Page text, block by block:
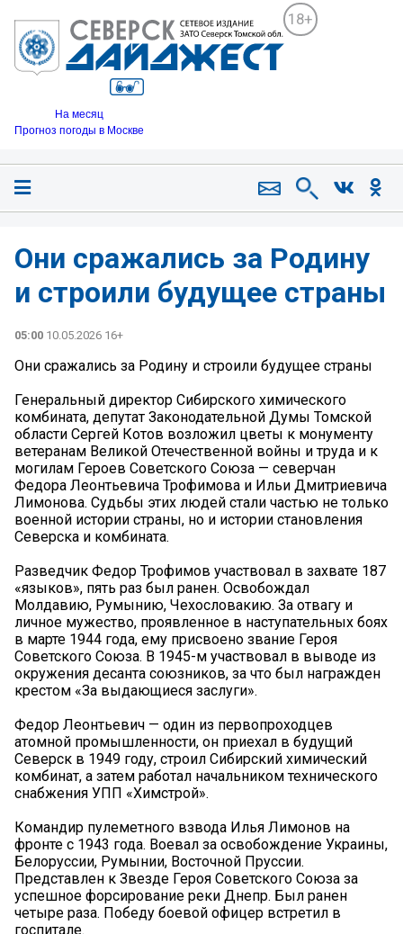
18+
На месяц
Прогноз погоды в Москве
Они сражались за Родину
и строили будущее страны
05:00 10.05.2026 16+
Они сражались за Родину и строили будущее страны
Генеральный директор Сибирского химического
комбината, депутат Законодательной Думы Томской
области Сергей Котов возложил цветы к монументу
ветеранам Великой Отечественной войны и труда и к
могилам Героев Советского Союза — северчан
Федора Леонтьевича Трофимова и Ильи Дмитриевича
Лимонова. Судьбы этих людей стали частью не только
военной истории страны, но и истории становления
Северска и комбината.
Разведчик Федор Трофимов участвовал в захвате 187
«языков», пять раз был ранен. Освобождал
Молдавию, Румынию, Чехословакию. За отвагу и
личное мужество, проявленное в наступательных боях
в марте 1944 года, ему присвоено звание Героя
Советского Союза. В 1945-м участвовал в выводе из
окружения десанта союзников, за что был награжден
крестом «За выдающиеся заслуги». ️
Федор Леонтьевич — один из первопроходцев
атомной промышленности, он приехал в будущий
Северск в 1949 году, строил Сибирский химический
комбинат, а затем работал начальником технического
снабжения УПП «Химстрой».
Командир пулеметного взвода Илья Лимонов на
фронте с 1943 года. Воевал за освобождение Украины,
Белоруссии, Румынии, Восточной Пруссии.
Представлен к Звезде Героя Советского Союза за
успешное форсирование реки Днепр. Был ранен
четыре раза. Победу боевой офицер встретил в
госпитале.